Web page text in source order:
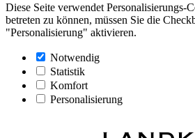
Diese Seite verwendet Personalisierungs-
betreten zu können, müssen Sie die
"Personalisierung" aktivieren.
Notwendig
Statistik
Komfort
Personalisierung